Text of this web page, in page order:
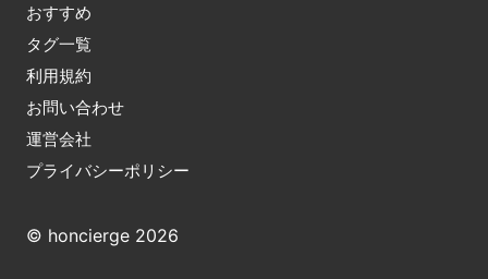
おすすめ
タグ一覧
利用規約
お問い合わせ
運営会社
プライバシーポリシー
© honcierge 2026